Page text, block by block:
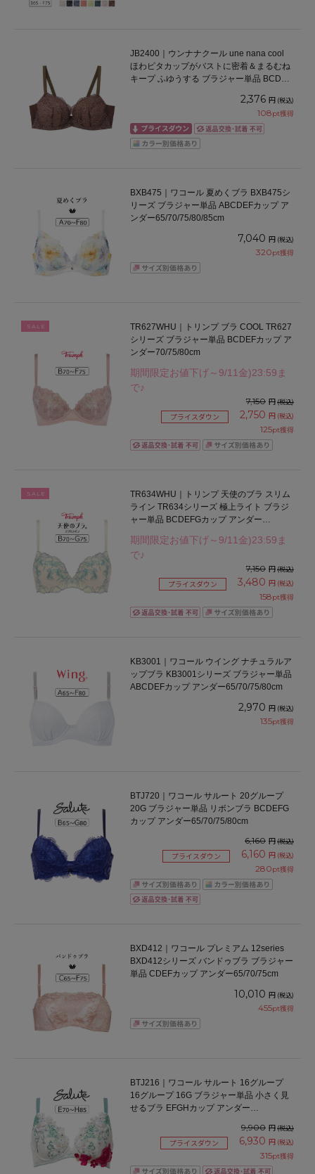
JB2400｜ウンナナクール une nana cool
ほわピタカップがバストに密着＆まるむね
キープ ふゆうする ブラジャー単品 BCDEF
2,376 円 (税込)
108pt獲得
BXB475｜ワコール 夏めくブラ BXB475シ
リーズ ブラジャー単品 ABCDEFカップ ア
ンダー65/70/75/80/85cm
7,040 円 (税込)
320pt獲得
SALE
TR627WHU｜トリンプ ブラ COOL TR627
シリーズ ブラジャー単品 BCDEFカップ ア
ンダー70/75/80cm
期間限定お値下げ～9/11金)23:59ま
で♪
7,150 円(税込)
プライスダウン 2,750 円 (税込)
125pt獲得
SALE
TR634WHU｜トリンプ 天使のブラ スリム
ライン TR634シリーズ 極上ライト ブラジ
ャー単品 BCDEFGカップ アンダー
期間限定お値下げ～9/11金)23:59ま
で♪
7,150 円(税込)
プライスダウン 3,480 円 (税込)
158pt獲得
KB3001｜ワコール ウイング ナチュラルア
ップブラ KB3001シリーズ ブラジャー単品
ABCDEFカップ アンダー65/70/75/80cm
2,970 円 (税込)
135pt獲得
BTJ720｜ワコール サルート 20グループ
20G ブラジャー単品 リボンブラ BCDEFG
カップ アンダー65/70/75/80cm
6,160 円(税込)
プライスダウン 6,160 円 (税込)
280pt獲得
BXD412｜ワコール プレミアム 12series
BXD412シリーズ バンドゥブラ ブラジャー
単品 CDEFカップ アンダー65/70/75cm
10,010 円 (税込)
455pt獲得
BTJ216｜ワコール サルート 16グループ
16グループ 16G ブラジャー単品 小さく見
せるブラ EFGHカップ アンダー
9,900 円(税込)
プライスダウン 6,930 円 (税込)
315pt獲得